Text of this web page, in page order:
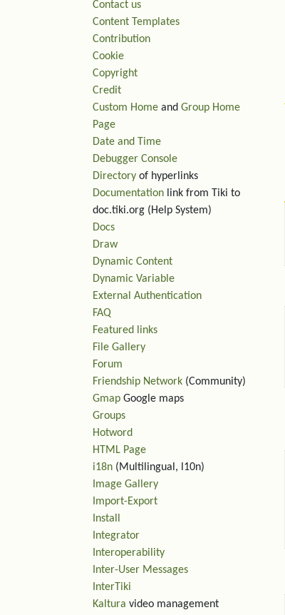
Contact us
Content Templates
Contribution
Cookie
Copyright
Credit
Custom Home and Group Home
Page
Date and Time
Debugger Console
Directory of hyperlinks
Documentation link from Tiki to
doc.tiki.org (Help System)
Docs
Draw
Dynamic Content
Dynamic Variable
External Authentication
FAQ
Featured links
File Gallery
Forum
Friendship Network (Community)
Gmap Google maps
Groups
Hotword
HTML Page
i18n (Multilingual, l10n)
Image Gallery
Import-Export
Install
Integrator
Interoperability
Inter-User Messages
InterTiki
Kaltura video management